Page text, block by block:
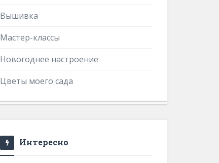
Вышивка
Мастер-классы
Новогоднее настроение
Цветы моего сада
Интересно